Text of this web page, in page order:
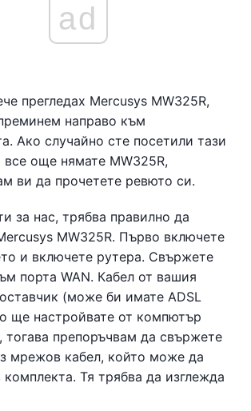
ad
прегледах Mercusys MW325R,
направо към
Ако случайно сте посетили тази
все още нямате MW325R,
ви да прочетете ревюто си.
за нас, трябва правилно да
MW325R. Първо включете
и включете рутера. Свържете
порта WAN. Кабел от вашия
(може би имате ADSL
ще настройвате от компютър
тогава препоръчвам да свържете
мрежов кабел, който може да
Тя трябва да изглежда